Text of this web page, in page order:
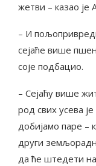
жетви – казао је
– И
сејаће више
соје подбацио.
– Сејаћу више
род свих усева
добијамо паре –
други
да ће штедети